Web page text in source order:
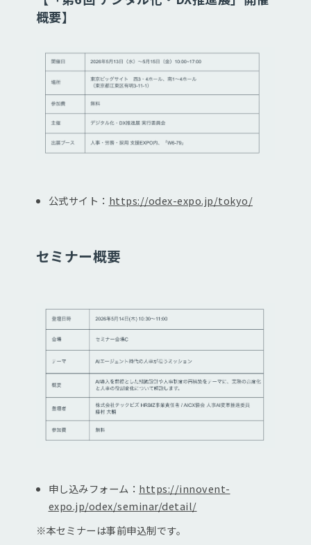
概要】
公式サイト： https://odex-expo.jp/tokyo/
セミナー概要
申し込みフォーム： https://innovent-
expo.jp/odex/seminar/detail/
※本セミナーは事前申込制です。